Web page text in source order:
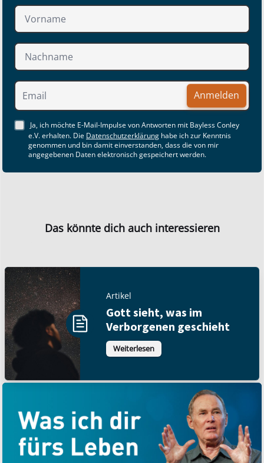
Anmelden
Ja, ich möchte E-Mail-Impulse von Antworten mit Bayless Conley
e.V. erhalten. Die Datenschutzerklärung habe ich zur Kenntnis
genommen und bin damit einverstanden, dass die von mir
angegebenen Daten elektronisch gespeichert werden.
Das könnte dich auch interessieren
Artikel
Gott sieht, was im
Verborgenen geschieht
Weiterlesen